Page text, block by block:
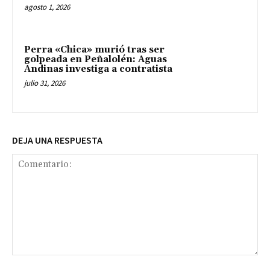
agosto 1, 2026
Perra «Chica» murió tras ser
golpeada en Peñalolén: Aguas
Andinas investiga a contratista
julio 31, 2026
DEJA UNA RESPUESTA